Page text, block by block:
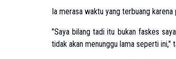
Ia merasa waktu yang terbuang
"Saya bilang tadi itu bukan faskes
tidak akan menunggu lama seperti ini,"